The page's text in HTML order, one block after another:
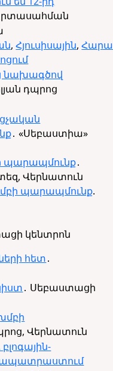
,Հյուսիսային,
նախագծով
դպրոց
․ «Սեբաստիա»
պարապմունք․
Վերնատուն
պարապմունք.
կենտրոն
հետ․
․ Սեբաստացի
Վերնատուն